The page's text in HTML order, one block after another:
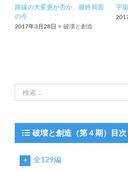
路線の大変更か否か、最終局面
の今
2017年3月28日 破壊と創造
宇
索
破壊と創造（第４期）目次
全129編